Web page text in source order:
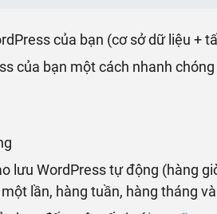
của bạn (cơ sở dữ liệu +
của bạn một cách nhanh
lưu WordPress tự động (hàng
lần, hàng tuần, hàng tháng